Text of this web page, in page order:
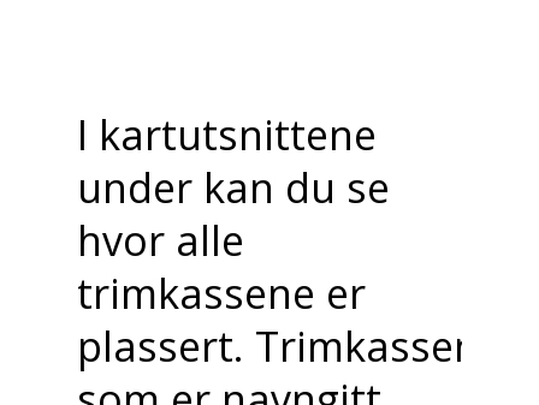
I kartutsnittene
under kan du se
hvor alle
trimkassene er
plassert. Trimkassene